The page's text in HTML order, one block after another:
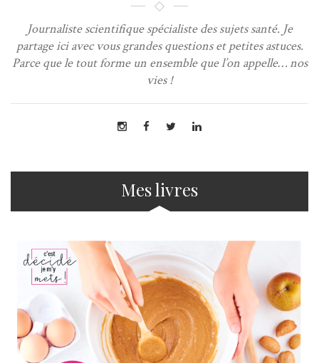
Journaliste scientifique spécialiste des sujets santé. Je
partage ici avec vous grandes questions et petites astuces.
Parce que le tout forme un ensemble que l’on appelle… nos
vies !
Mes livres